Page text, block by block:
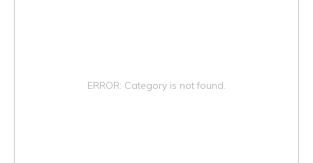
ERROR: Category is not found.